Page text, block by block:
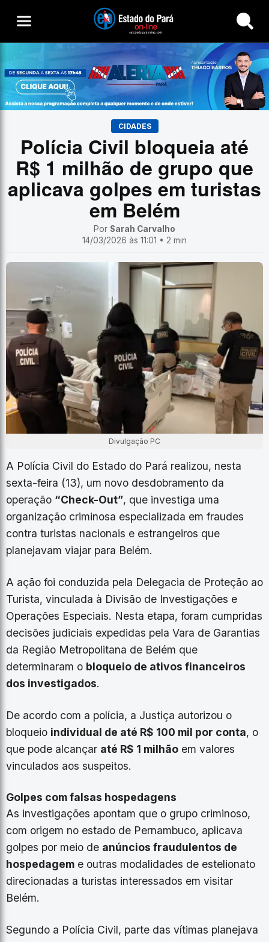
Buscar
CIDADES
Polícia Civil bloqueia até
R$ 1 milhão de grupo que
aplicava golpes em turistas
em Belém
Por Sarah Carvalho
14/03/2026 às 11:01 • 2 min
Divulgação PC
A Polícia Civil do Estado do Pará realizou, nesta
sexta-feira (13), um novo desdobramento da
operação “Check-Out”, que investiga uma
organização criminosa especializada em fraudes
contra turistas nacionais e estrangeiros que
planejavam viajar para Belém.
A ação foi conduzida pela Delegacia de Proteção ao
Turista, vinculada à Divisão de Investigações e
Operações Especiais. Nesta etapa, foram cumpridas
decisões judiciais expedidas pela Vara de Garantias
da Região Metropolitana de Belém que
determinaram o bloqueio de ativos financeiros
dos investigados.
De acordo com a polícia, a Justiça autorizou o
bloqueio individual de até R$ 100 mil por conta, o
que pode alcançar até R$ 1 milhão em valores
vinculados aos suspeitos.
Golpes com falsas hospedagens
As investigações apontam que o grupo criminoso,
com origem no estado de Pernambuco, aplicava
golpes por meio de anúncios fraudulentos de
hospedagem e outras modalidades de estelionato
direcionadas a turistas interessados em visitar
Belém.
Segundo a Polícia Civil, parte das vítimas planejava